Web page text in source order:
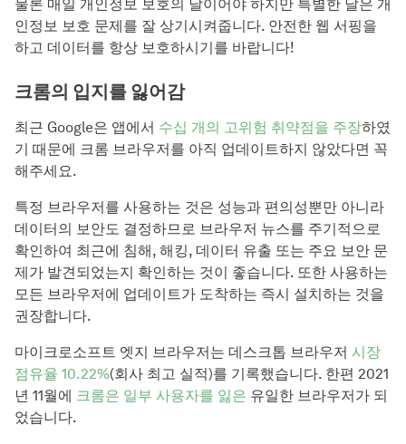
물론 매일 개인정보 보호의 날이어야 하지만 특별한 날은 개
인정보 보호 문제를 잘 상기시켜줍니다. 안전한 웹 서핑을
하고 데이터를 항상 보호하시기를 바랍니다!
크롬의 입지를 잃어감
최근 Google은 앱에서 수십 개의 고위험 취약점을 주장하였
기 때문에 크롬 브라우저를 아직 업데이트하지 않았다면 꼭
해주세요.
특정 브라우저를 사용하는 것은 성능과 편의성뿐만 아니라
데이터의 보안도 결정하므로 브라우저 뉴스를 주기적으로
확인하여 최근에 침해, 해킹, 데이터 유출 또는 주요 보안 문
제가 발견되었는지 확인하는 것이 좋습니다. 또한 사용하는
모든 브라우저에 업데이트가 도착하는 즉시 설치하는 것을
권장합니다.
마이크로소프트 엣지 브라우저는 데스크톱 브라우저 시장
점유율 10.22%(회사 최고 실적)를 기록했습니다. 한편 2021
년 11월에 크롬은 일부 사용자를 잃은 유일한 브라우저가 되
었습니다.